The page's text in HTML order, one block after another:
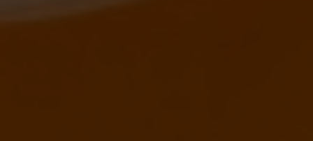
Escolha a vaga que você